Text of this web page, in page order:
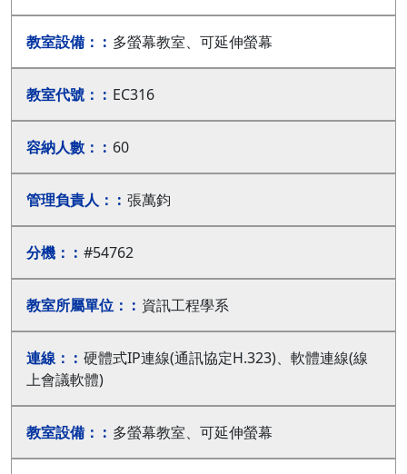
多螢幕教室、可延伸螢幕
EC316
60
張萬鈞
#54762
資訊工程學系
硬體式IP連線(通訊協定H.323)、軟體連線(線
上會議軟體)
多螢幕教室、可延伸螢幕